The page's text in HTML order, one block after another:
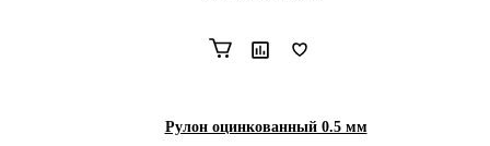
Рулон оцинкованный 0.5 мм